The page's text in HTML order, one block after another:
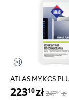
ATLAS MYKOS
koncentrat do
grzybów i porostów
22310zł24789 zł